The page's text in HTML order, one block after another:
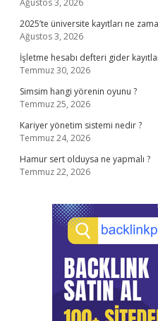
Ağustos 3, 2026
2025’te üniversite kayıtları ne
Ağustos 3, 2026
İşletme hesabı defteri gider
Temmuz 30, 2026
Simsim hangi yörenin oyunu ?
Temmuz 25, 2026
Kariyer yönetim sistemi nedir ?
Temmuz 24, 2026
Hamur sert olduysa ne yapmalı ?
Temmuz 22, 2026